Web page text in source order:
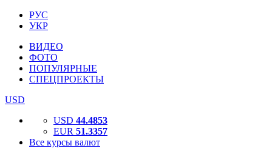
РУС
УКР
ВИДЕО
ФОТО
ПОПУЛЯРНЫЕ
СПЕЦПРОЕКТЫ
USD
USD 44.4853
EUR 51.3357
Все курсы валют